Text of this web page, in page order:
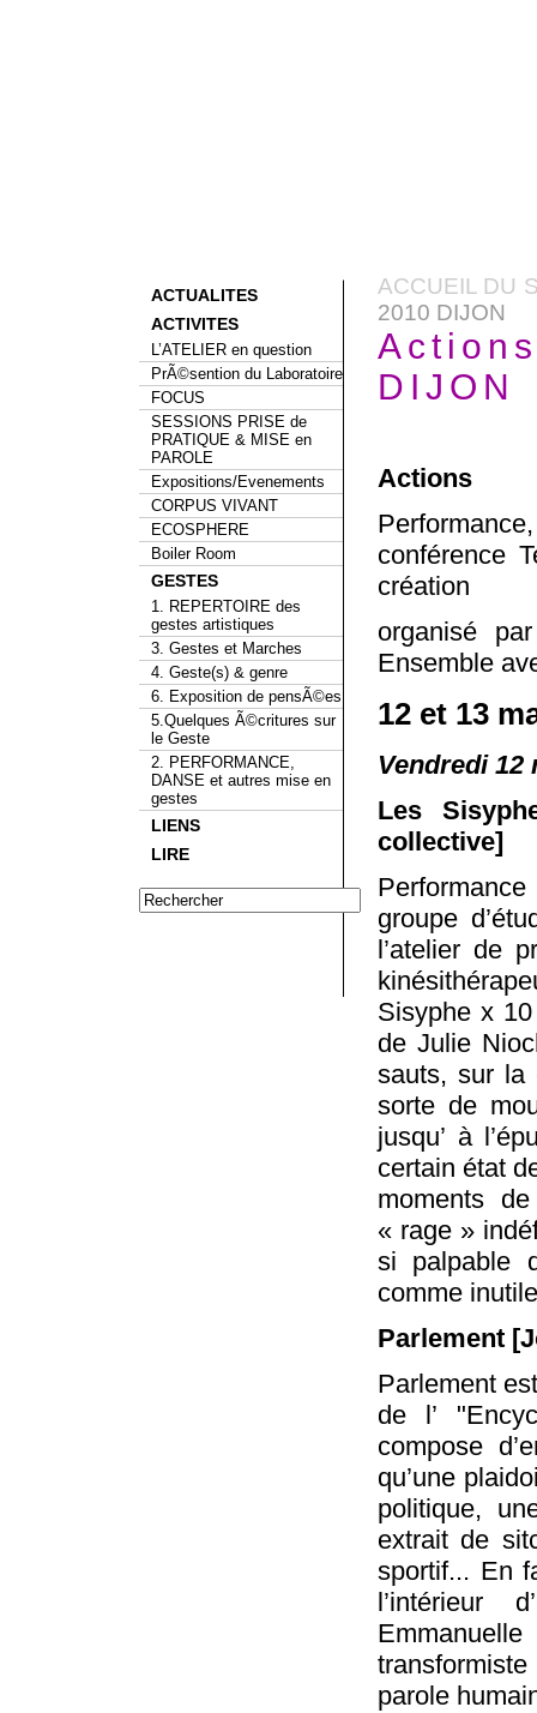
ACTUALITES
ACTIVITES
L’ATELIER en question
PrÃ©sention du Laboratoire
FOCUS
SESSIONS PRISE de
PRATIQUE & MISE en
PAROLE
Expositions/Evenements
CORPUS VIVANT
ECOSPHERE
Boiler Room
GESTES
1. REPERTOIRE des
gestes artistiques
3. Gestes et Marches
4. Geste(s) & genre
6. Exposition de pensÃ©es
5.Quelques Ã©critures sur
le Geste
2. PERFORMANCE,
DANSE et autres mise en
gestes
LIENS
LIRE
ACCUEIL DU
2010 DIJON
DIJON
Actions
conférence
création
organisé
Ensemble
12 et 13
Vendredi 12
Les
collective]
groupe
l’atelier de
Sisyphe x
de Julie
sauts, sur la
sorte de
jusqu’ à
certain état
moments
« rage »
si palpable
comme
Parlement
Parlement
de l’
compose
qu’une
politique,
extrait de
sportif... En
l’intérieur
parole